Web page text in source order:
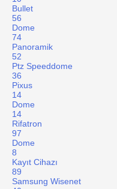
Bullet
56
Dome
74
Panoramik
52
Ptz Speeddome
36
Pixus
14
Dome
14
Rifatron
97
Dome
8
Kayıt Cihazı
89
Samsung Wisenet